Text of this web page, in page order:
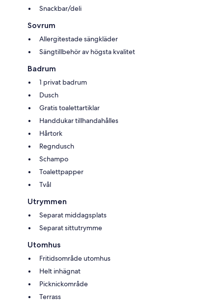
Snackbar/deli
Sovrum
Allergitestade sängkläder
Sängtillbehör av högsta kvalitet
Badrum
1 privat badrum
Dusch
Gratis toalettartiklar
Handdukar tillhandahålles
Hårtork
Regndusch
Schampo
Toalettpapper
Tvål
Utrymmen
Separat middagsplats
Separat sittutrymme
Utomhus
Fritidsområde utomhus
Helt inhägnat
Picknickområde
Terrass